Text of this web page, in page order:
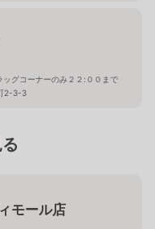
ッグコーナーのみ２２:００まで
2-3-3
モール店